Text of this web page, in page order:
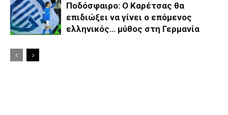
Ποδόσφαιρο: Ο Καρέτσας θα
επιδιώξει να γίνει ο επόμενος
ελληνικός… μύθος στη Γερμανία